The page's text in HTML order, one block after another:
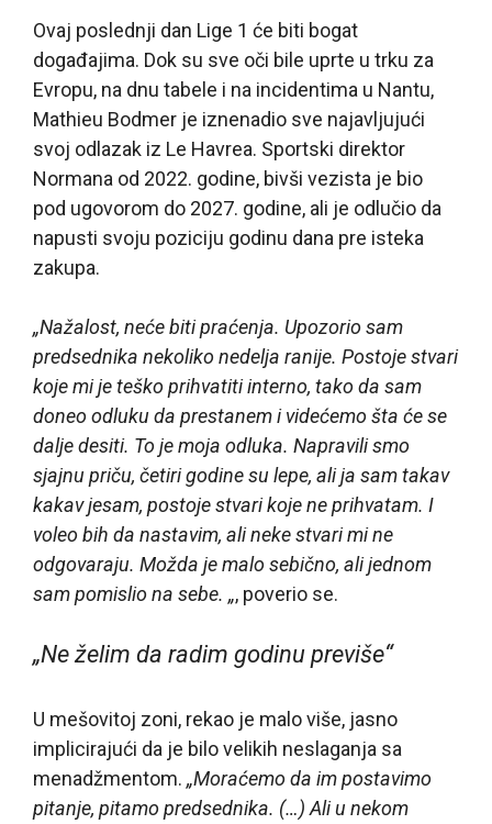
Ovaj poslednji dan Lige 1 će biti bogat
događajima. Dok su sve oči bile uprte u trku za
Evropu, na dnu tabele i na incidentima u Nantu,
Mathieu Bodmer je iznenadio sve najavljujući
svoj odlazak iz Le Havrea. Sportski direktor
Normana od 2022. godine, bivši vezista je bio
pod ugovorom do 2027. godine, ali je odlučio da
napusti svoju poziciju godinu dana pre isteka
zakupa.
„Nažalost, neće biti praćenja. Upozorio sam
predsednika nekoliko nedelja ranije. Postoje stvari
koje mi je teško prihvatiti interno, tako da sam
doneo odluku da prestanem i videćemo šta će se
dalje desiti. To je moja odluka. Napravili smo
sjajnu priču, četiri godine su lepe, ali ja sam takav
kakav jesam, postoje stvari koje ne prihvatam. I
voleo bih da nastavim, ali neke stvari mi ne
odgovaraju. Možda je malo sebično, ali jednom
sam pomislio na sebe. „, poverio se.
„Ne želim da radim godinu previše“
U mešovitoj zoni, rekao je malo više, jasno
implicirajući da je bilo velikih neslaganja sa
menadžmentom. „Moraćemo da im postavimo
pitanje, pitamo predsednika. (…) Ali u nekom